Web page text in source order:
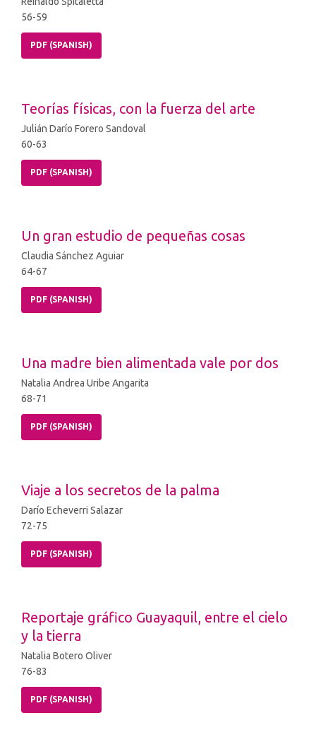
56-59
PDF (SPANISH)
Teorías físicas, con la fuerza del arte
Julián Darío Forero Sandoval
60-63
PDF (SPANISH)
Un gran estudio de pequeñas cosas
Claudia Sánchez Aguiar
64-67
PDF (SPANISH)
Una madre bien alimentada vale por dos
Natalia Andrea Uribe Angarita
68-71
PDF (SPANISH)
Viaje a los secretos de la palma
Darío Echeverri Salazar
72-75
PDF (SPANISH)
Reportaje gráfico Guayaquil, entre el cielo
y la tierra
Natalia Botero Oliver
76-83
PDF (SPANISH)